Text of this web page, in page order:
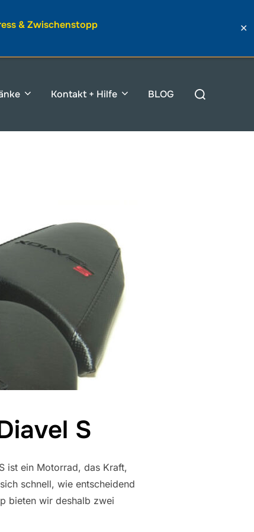
& Zwischenstopp ✕
Kontakt + Hilfe BLOG
Suchen
nach:
S
ist ein Motorrad, das Kraft,
schnell, wie entscheidend
bieten wir deshalb zwei